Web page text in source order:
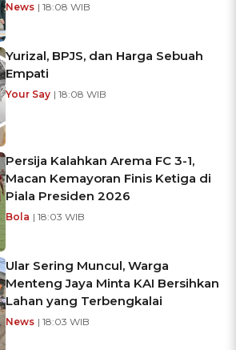
News | 18:08 WIB
Yurizal, BPJS, dan Harga Sebuah
Empati
Your Say | 18:08 WIB
Persija Kalahkan Arema FC 3-1,
Macan Kemayoran Finis Ketiga di
Piala Presiden 2026
Bola | 18:03 WIB
Ular Sering Muncul, Warga
Menteng Jaya Minta KAI Bersihkan
Lahan yang Terbengkalai
News | 18:03 WIB